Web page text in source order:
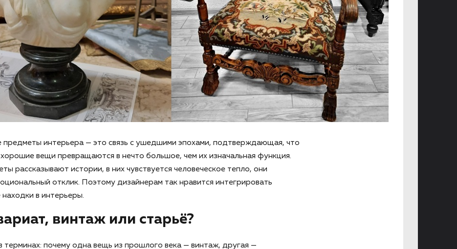
предметы интерьера — это связь с ушедшими эпохами, подтверждающая, что
вещи превращаются в нечто большое, чем их изначальная функция.
рассказывают истории, в них чувствуется человеческое тепло, они
отклик. Поэтому дизайнерам так нравится интегрировать
в интерьеры.
винтаж или старьё?
терминах: почему одна вещь из прошлого века — винтаж, другая —